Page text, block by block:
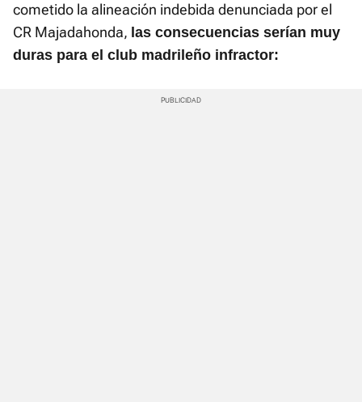
cometido la alineación indebida denunciada por el
CR Majadahonda, las consecuencias serían muy
duras para el club madrileño infractor: